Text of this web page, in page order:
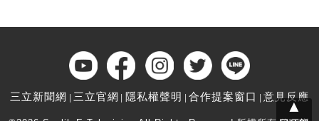
三立新聞網 三立官網 隱私權聲明 合作提案窗口 意見反應
▲